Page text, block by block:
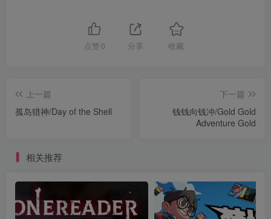
点赞 0 分享 收藏
上一篇
孤岛猎神/Day of the Shell
下一篇
钱钱向钱冲/Gold Gold
Adventure Gold
相关推荐